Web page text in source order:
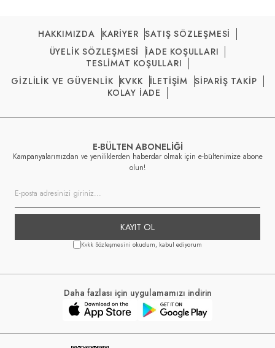
HAKKIMIZDA KARİYER SATIŞ SÖZLEŞMESİ
ÜYELİK SÖZLEŞMESİ
İADE KOŞULLARI
TESLİMAT KOŞULLARI
GİZLİLİK VE GÜVENLİK KVKK İLETİŞİM
SİPARİŞ TAKİP
KOLAY İADE
E-BÜLTEN ABONELİĞİ
Kampanyalarımızdan ve yeniliklerden haberdar olmak için e-bültenimize abone
olun!
KAYIT OL
Kvkk Sözleşmesini okudum, kabul ediyorum
Daha fazlası için uygulamamızı indirin